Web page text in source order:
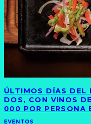
ÚLTIMOS DÍAS DEL
DOS, CON VINOS
000 POR PERSONA
EVENTOS